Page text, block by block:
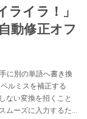
ライラ！」
動修正オフ
に別の単語へ書き換
ルミスを補正する
ない変換を招くこと
ムーズに入力するた